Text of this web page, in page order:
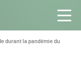
durant la pandémie du